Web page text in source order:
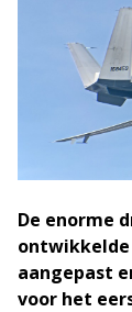
De enorme
ontwikkelde
aangepast
voor het